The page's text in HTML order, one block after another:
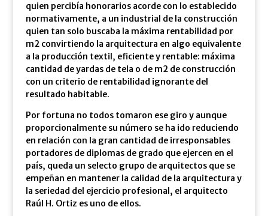
quien percibía honorarios acorde con lo establecido
normativamente, a un industrial de la construcción
quien tan solo buscaba la máxima rentabilidad por
m2 convirtiendo la arquitectura en algo equivalente
a la producción textil, eficiente y rentable: máxima
cantidad de yardas de tela o de m2 de construcción
con un criterio de rentabilidad ignorante del
resultado habitable.
Por fortuna no todos tomaron ese giro y aunque
proporcionalmente su número se ha ido reduciendo
en relación con la gran cantidad de irresponsables
portadores de diplomas de grado que ejercen en el
país, queda un selecto grupo de arquitectos que se
empeñan en mantener la calidad de la arquitectura y
la seriedad del ejercicio profesional, el arquitecto
Raúl H. Ortiz es uno de ellos.